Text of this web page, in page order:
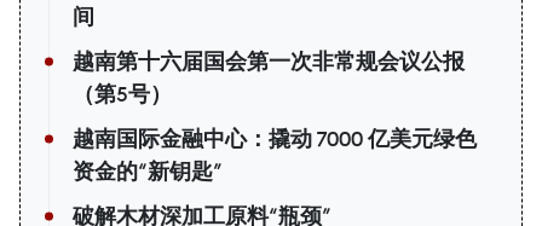
间
越南第十六届国会第一次非常规会议公报
（第5号）
越南国际金融中心：撬动 7000 亿美元绿色
资金的“新钥匙”
破解木材深加工原料“瓶颈”